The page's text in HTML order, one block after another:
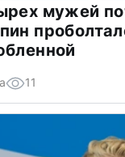
мужей
11